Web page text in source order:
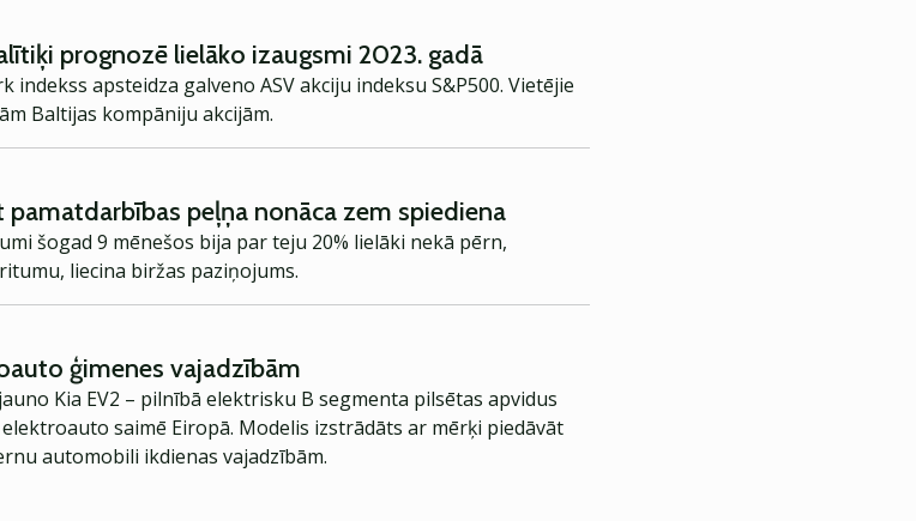
prognozē lielāko izaugsmi 2023. gadā
indekss apsteidza galveno ASV akciju indeksu S&P500. Vietējie
Baltijas kompāniju akcijām.
peļņa nonāca zem spiediena
šogad 9 mēnešos bija par teju 20% lielāki nekā pērn,
liecina biržas paziņojums.
ģimenes vajadzībām
Kia EV2 – pilnībā elektrisku B segmenta pilsētas apvidus
saimē Eiropā. Modelis izstrādāts ar mērķi piedāvāt
automobili ikdienas vajadzībām.